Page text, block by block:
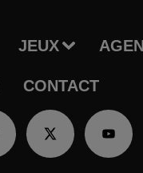
JEUX
CONTACT